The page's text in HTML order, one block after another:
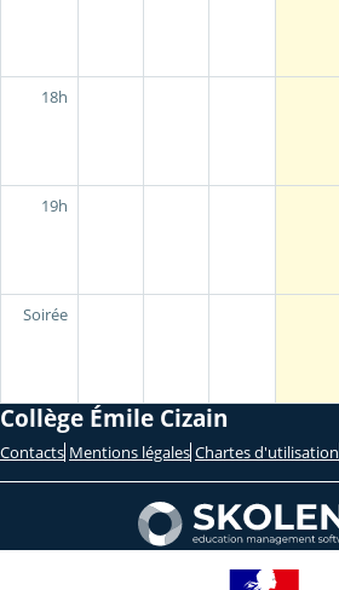
18h
19h
Soirée
Collège Émile Cizain
Contacts Mentions légales Chartes d'utilisation